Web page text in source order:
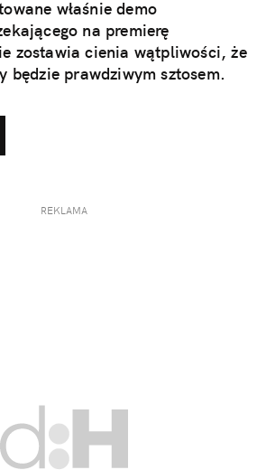
właśnie demo
na premierę
zostawia cienia wątpliwości, że
będzie prawdziwym sztosem.
REKLAMA